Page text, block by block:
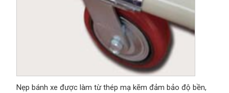
Nẹp bánh xe được làm từ thép mạ kẽm đảm bảo độ bền,